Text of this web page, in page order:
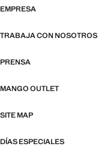
EMPRESA
TRABAJA CON NOSOTROS
PRENSA
MANGO OUTLET
SITE MAP
DÍAS ESPECIALES